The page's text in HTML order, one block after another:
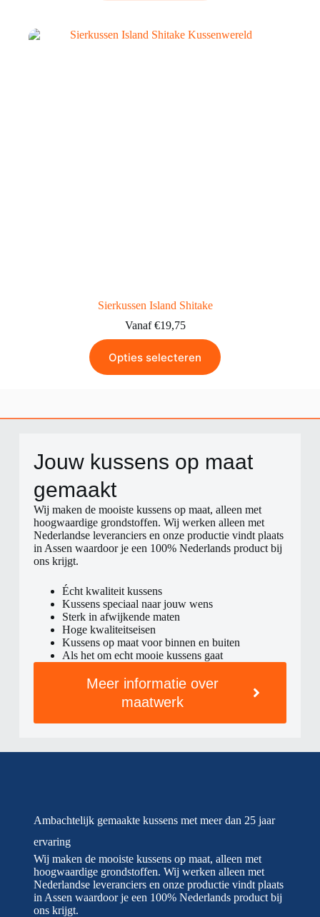
Sierkussen Island Shitake
Vanaf €19,75
Opties selecteren
Jouw kussens op maat
gemaakt​
Wij maken de mooiste kussens op maat, alleen met
hoogwaardige grondstoffen. Wij werken alleen met
Nederlandse leveranciers en onze productie vindt plaats
in Assen waardoor je een 100% Nederlands product bij
ons krijgt.
Écht kwaliteit kussens
Kussens speciaal naar jouw wens
Sterk in afwijkende maten
Hoge kwaliteitseisen
Kussens op maat voor binnen en buiten
Als het om echt mooie kussens gaat
Meer informatie over
maatwerk
Ambachtelijk gemaakte kussens met meer dan 25 jaar
ervaring
Wij maken de mooiste kussens op maat, alleen met
hoogwaardige grondstoffen. Wij werken alleen met
Nederlandse leveranciers en onze productie vindt plaats
in Assen waardoor je een 100% Nederlands product bij
ons krijgt.